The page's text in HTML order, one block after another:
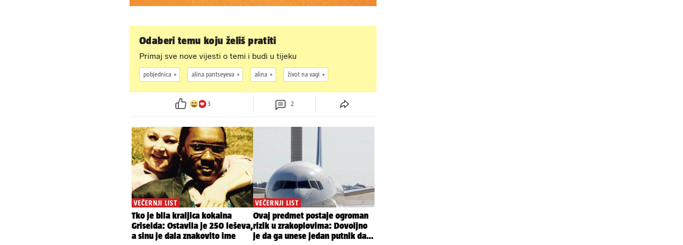
Odaberi temu koju želiš pratiti
Primaj sve nove vijesti o temi i budi u tijeku
pobjednica alina pantseyeva alina život na vagi
3 2